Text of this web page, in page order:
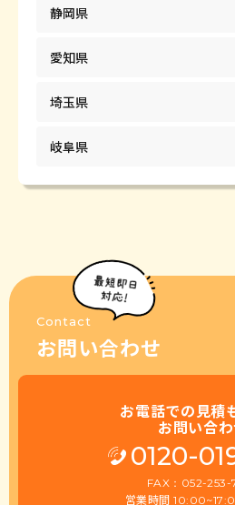
静岡県
愛知県
埼玉県
岐阜県
Contact
お問い合わせ
お電話での見積
お問い合
0120-
FAX：052-253-
営業時間